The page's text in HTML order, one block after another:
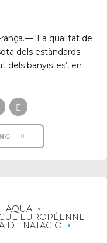
‘La qualitat de
dels estàndards
dels banyistes’, en
AQUA
EUROPÉENNE
DE NATACIÓ